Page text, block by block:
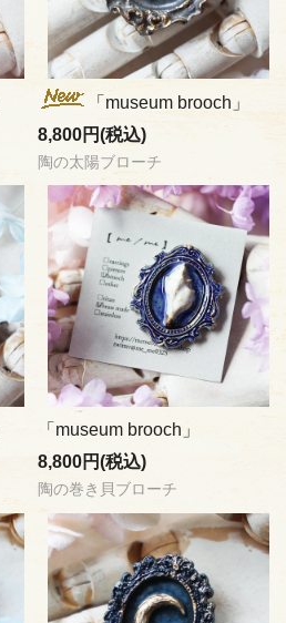
「museum brooch」
8,800円(税込)
陶の太陽ブローチ
「museum brooch」
8,800円(税込)
陶の巻き貝ブローチ